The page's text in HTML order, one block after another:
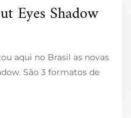
Eyes Shadow
aqui no Brasil as novas
São 3 formatos de